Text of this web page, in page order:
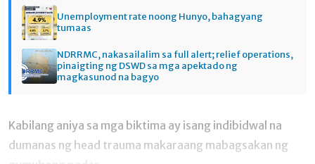
Unemployment rate noong Hunyo, bahagyang
tumaas
NDRRMC, nakasailalim sa full alert; relief operations,
pinaigting ng DSWD sa mga apektado ng
magkasunod na bagyo
Kabilang aniya sa mga biktima ay isang indibidwal na
dumanas ng head trauma makaraang mabagsakan ng